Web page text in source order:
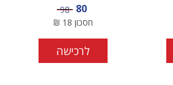
מחיר מבצע
80 מחיר
98
חסכון 18
₪
לרכישה